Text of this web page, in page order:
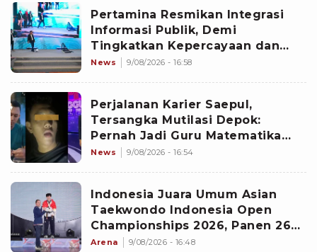
Pertamina Resmikan Integrasi
Informasi Publik, Demi
Tingkatkan Kepercayaan dan
Pacu Kualitas Layanan
News 9/08/2026 - 16:58
Perjalanan Karier Saepul,
Tersangka Mutilasi Depok:
Pernah Jadi Guru Matematika
hingga Tampil di TV
News 9/08/2026 - 16:54
Indonesia Juara Umum Asian
Taekwondo Indonesia Open
Championships 2026, Panen 26
Medali Usai Kalahkan 35 Negara
Arena 9/08/2026 - 16:48